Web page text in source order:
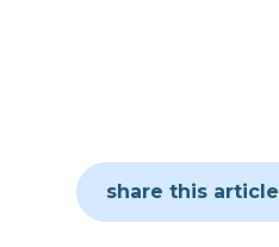
share this article